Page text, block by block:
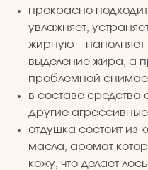
прекрасно
увлажняет,
жирную – наполняет
выделение жира, а
проблемной
в составе средства
другие
отдушка состоит из
масла, аромат
кожу, что делает
Бады и витамины
Уход за лицом и телом
Уход за волосами
Личная гигиена
Для дома
Оплата
Скидки
Каталог
Главная
Парфюмерия